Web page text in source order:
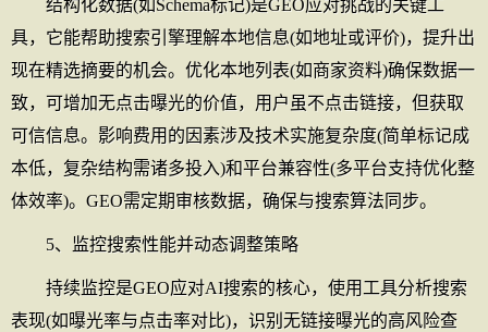
结构化数据(如Schema标记)是GEO应对挑战的关键工
具，它能帮助搜索引擎理解本地信息(如地址或评价)，提升出
现在精选摘要的机会。优化本地列表(如商家资料)确保数据一
致，可增加无点击曝光的价值，用户虽不点击链接，但获取
可信信息。影响费用的因素涉及技术实施复杂度(简单标记成
本低，复杂结构需诸多投入)和平台兼容性(多平台支持优化整
体效率)。GEO需定期审核数据，确保与搜索算法同步。
5、监控搜索性能并动态调整策略
持续监控是GEO应对AI搜索的核心，使用工具分析搜索
表现(如曝光率与点击率对比)，识别无链接曝光的高风险查